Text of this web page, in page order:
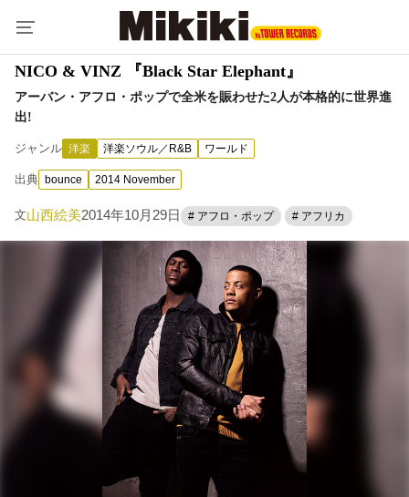
NICO & VINZ 『Black Star Elephant』
アーバン・アフロ・ポップで全米を賑わせた2人が本格的に世界進
出!
ジャンル 洋楽 洋楽ソウル／R&B ワールド
出典 bounce 2014 November
文山西絵美2014年10月29日 # アフロ・ポップ # アフリカ